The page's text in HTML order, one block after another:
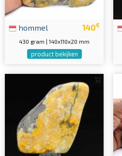
140€
hommel
430 gram | 140x110x20 mm
product bekijken